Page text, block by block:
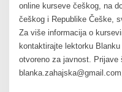
online kurseve češkog, na
češkog i Republike Češke,
Za više informacija o
kontaktirajte lektorku
otvoreno za javnost. Prijave